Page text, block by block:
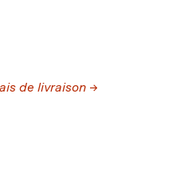
de livraison →